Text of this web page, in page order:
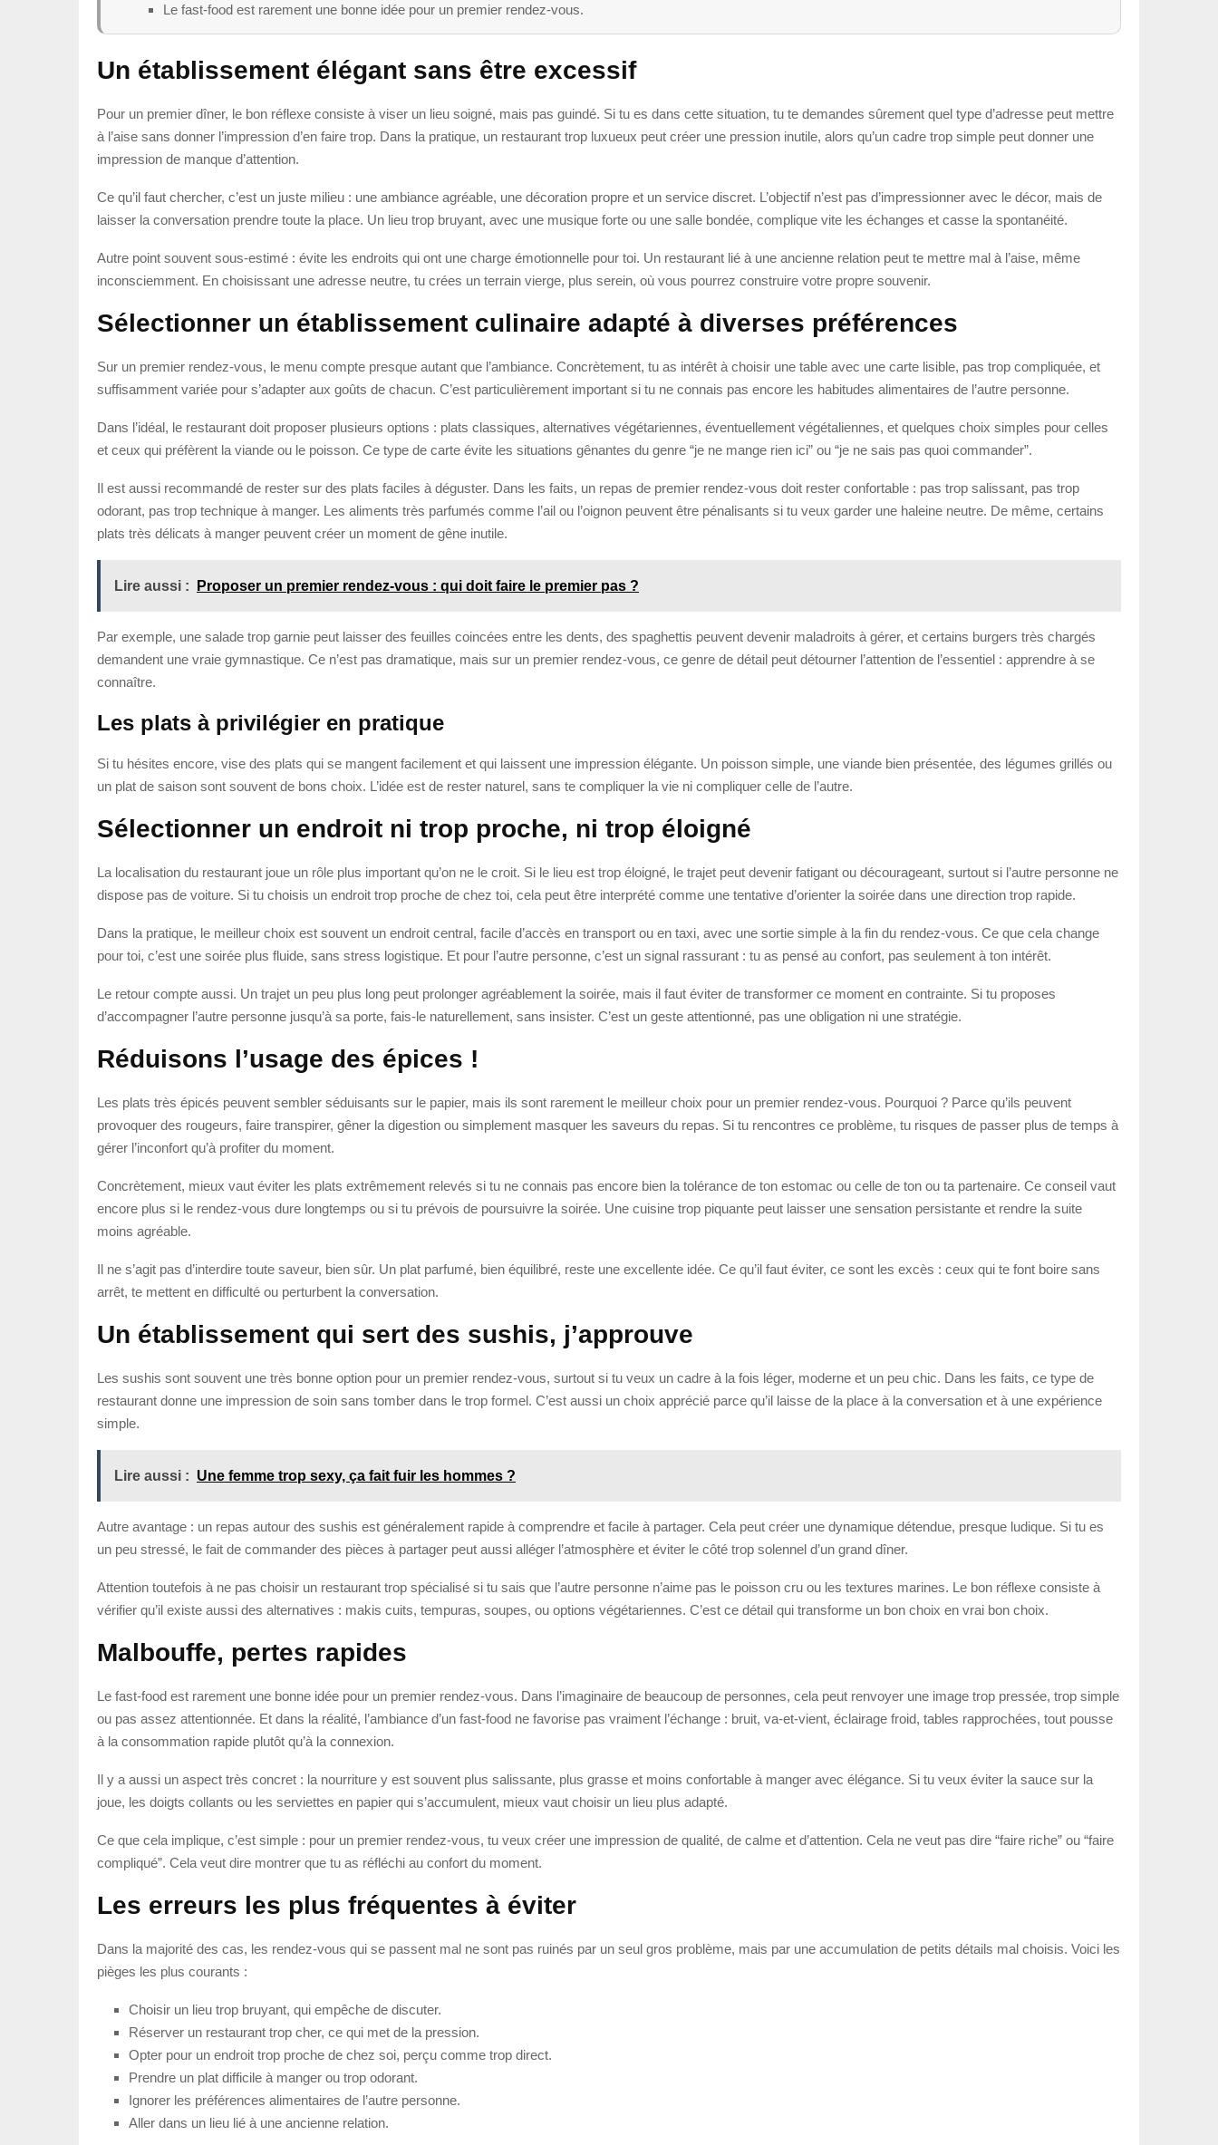
Le fast-food est rarement une bonne idée pour un premier rendez-vous.
Un établissement élégant sans être excessif
Pour un premier dîner, le bon réflexe consiste à viser un lieu soigné, mais pas guindé. Si tu es dans cette situation, tu te demandes sûrement quel type d’adresse peut mettre
à l’aise sans donner l’impression d’en faire trop. Dans la pratique, un restaurant trop luxueux peut créer une pression inutile, alors qu’un cadre trop simple peut donner une
impression de manque d’attention.
Ce qu’il faut chercher, c’est un juste milieu : une ambiance agréable, une décoration propre et un service discret. L’objectif n’est pas d’impressionner avec le décor, mais de
laisser la conversation prendre toute la place. Un lieu trop bruyant, avec une musique forte ou une salle bondée, complique vite les échanges et casse la spontanéité.
Autre point souvent sous-estimé : évite les endroits qui ont une charge émotionnelle pour toi. Un restaurant lié à une ancienne relation peut te mettre mal à l’aise, même
inconsciemment. En choisissant une adresse neutre, tu crées un terrain vierge, plus serein, où vous pourrez construire votre propre souvenir.
Sélectionner un établissement culinaire adapté à diverses préférences
Sur un premier rendez-vous, le menu compte presque autant que l’ambiance. Concrètement, tu as intérêt à choisir une table avec une carte lisible, pas trop compliquée, et
suffisamment variée pour s’adapter aux goûts de chacun. C’est particulièrement important si tu ne connais pas encore les habitudes alimentaires de l’autre personne.
Dans l’idéal, le restaurant doit proposer plusieurs options : plats classiques, alternatives végétariennes, éventuellement végétaliennes, et quelques choix simples pour celles
et ceux qui préfèrent la viande ou le poisson. Ce type de carte évite les situations gênantes du genre “je ne mange rien ici” ou “je ne sais pas quoi commander”.
Il est aussi recommandé de rester sur des plats faciles à déguster. Dans les faits, un repas de premier rendez-vous doit rester confortable : pas trop salissant, pas trop
odorant, pas trop technique à manger. Les aliments très parfumés comme l’ail ou l’oignon peuvent être pénalisants si tu veux garder une haleine neutre. De même, certains
plats très délicats à manger peuvent créer un moment de gêne inutile.
Lire aussi : Proposer un premier rendez-vous : qui doit faire le premier pas ?
Par exemple, une salade trop garnie peut laisser des feuilles coincées entre les dents, des spaghettis peuvent devenir maladroits à gérer, et certains burgers très chargés
demandent une vraie gymnastique. Ce n’est pas dramatique, mais sur un premier rendez-vous, ce genre de détail peut détourner l’attention de l’essentiel : apprendre à se
connaître.
Les plats à privilégier en pratique
Si tu hésites encore, vise des plats qui se mangent facilement et qui laissent une impression élégante. Un poisson simple, une viande bien présentée, des légumes grillés ou
un plat de saison sont souvent de bons choix. L’idée est de rester naturel, sans te compliquer la vie ni compliquer celle de l’autre.
Sélectionner un endroit ni trop proche, ni trop éloigné
La localisation du restaurant joue un rôle plus important qu’on ne le croit. Si le lieu est trop éloigné, le trajet peut devenir fatigant ou décourageant, surtout si l’autre personne ne
dispose pas de voiture. Si tu choisis un endroit trop proche de chez toi, cela peut être interprété comme une tentative d’orienter la soirée dans une direction trop rapide.
Dans la pratique, le meilleur choix est souvent un endroit central, facile d’accès en transport ou en taxi, avec une sortie simple à la fin du rendez-vous. Ce que cela change
pour toi, c’est une soirée plus fluide, sans stress logistique. Et pour l’autre personne, c’est un signal rassurant : tu as pensé au confort, pas seulement à ton intérêt.
Le retour compte aussi. Un trajet un peu plus long peut prolonger agréablement la soirée, mais il faut éviter de transformer ce moment en contrainte. Si tu proposes
d’accompagner l’autre personne jusqu’à sa porte, fais-le naturellement, sans insister. C’est un geste attentionné, pas une obligation ni une stratégie.
Réduisons l’usage des épices !
Les plats très épicés peuvent sembler séduisants sur le papier, mais ils sont rarement le meilleur choix pour un premier rendez-vous. Pourquoi ? Parce qu’ils peuvent
provoquer des rougeurs, faire transpirer, gêner la digestion ou simplement masquer les saveurs du repas. Si tu rencontres ce problème, tu risques de passer plus de temps à
gérer l’inconfort qu’à profiter du moment.
Concrètement, mieux vaut éviter les plats extrêmement relevés si tu ne connais pas encore bien la tolérance de ton estomac ou celle de ton ou ta partenaire. Ce conseil vaut
encore plus si le rendez-vous dure longtemps ou si tu prévois de poursuivre la soirée. Une cuisine trop piquante peut laisser une sensation persistante et rendre la suite
moins agréable.
Il ne s’agit pas d’interdire toute saveur, bien sûr. Un plat parfumé, bien équilibré, reste une excellente idée. Ce qu’il faut éviter, ce sont les excès : ceux qui te font boire sans
arrêt, te mettent en difficulté ou perturbent la conversation.
Un établissement qui sert des sushis, j’approuve
Les sushis sont souvent une très bonne option pour un premier rendez-vous, surtout si tu veux un cadre à la fois léger, moderne et un peu chic. Dans les faits, ce type de
restaurant donne une impression de soin sans tomber dans le trop formel. C’est aussi un choix apprécié parce qu’il laisse de la place à la conversation et à une expérience
simple.
Lire aussi : Une femme trop sexy, ça fait fuir les hommes ?
Autre avantage : un repas autour des sushis est généralement rapide à comprendre et facile à partager. Cela peut créer une dynamique détendue, presque ludique. Si tu es
un peu stressé, le fait de commander des pièces à partager peut aussi alléger l’atmosphère et éviter le côté trop solennel d’un grand dîner.
Attention toutefois à ne pas choisir un restaurant trop spécialisé si tu sais que l’autre personne n’aime pas le poisson cru ou les textures marines. Le bon réflexe consiste à
vérifier qu’il existe aussi des alternatives : makis cuits, tempuras, soupes, ou options végétariennes. C’est ce détail qui transforme un bon choix en vrai bon choix.
Malbouffe, pertes rapides
Le fast-food est rarement une bonne idée pour un premier rendez-vous. Dans l’imaginaire de beaucoup de personnes, cela peut renvoyer une image trop pressée, trop simple
ou pas assez attentionnée. Et dans la réalité, l’ambiance d’un fast-food ne favorise pas vraiment l’échange : bruit, va-et-vient, éclairage froid, tables rapprochées, tout pousse
à la consommation rapide plutôt qu’à la connexion.
Il y a aussi un aspect très concret : la nourriture y est souvent plus salissante, plus grasse et moins confortable à manger avec élégance. Si tu veux éviter la sauce sur la
joue, les doigts collants ou les serviettes en papier qui s’accumulent, mieux vaut choisir un lieu plus adapté.
Ce que cela implique, c’est simple : pour un premier rendez-vous, tu veux créer une impression de qualité, de calme et d’attention. Cela ne veut pas dire “faire riche” ou “faire
compliqué”. Cela veut dire montrer que tu as réfléchi au confort du moment.
Les erreurs les plus fréquentes à éviter
Dans la majorité des cas, les rendez-vous qui se passent mal ne sont pas ruinés par un seul gros problème, mais par une accumulation de petits détails mal choisis. Voici les
pièges les plus courants :
Choisir un lieu trop bruyant, qui empêche de discuter.
Réserver un restaurant trop cher, ce qui met de la pression.
Opter pour un endroit trop proche de chez soi, perçu comme trop direct.
Prendre un plat difficile à manger ou trop odorant.
Ignorer les préférences alimentaires de l’autre personne.
Aller dans un lieu lié à une ancienne relation.